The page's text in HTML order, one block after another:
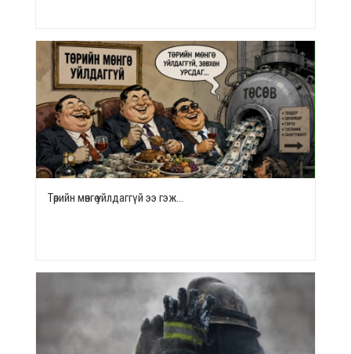
Төрийн мөнгө уйлдаггүй ээ гэж…